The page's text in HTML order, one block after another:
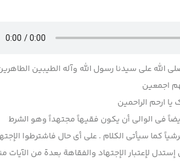
الله علی سیدنا رسول الله وآله الطیبین
اجمعین
ارحم الراحمین
في الوالي أن يكون فقيهاً مجتهداً وهو الشرط
كما سيأتي الكلام . على أي حال فاشترطوا
لإعتبار الإجتهاد والفقاهة بعدة من الآيات